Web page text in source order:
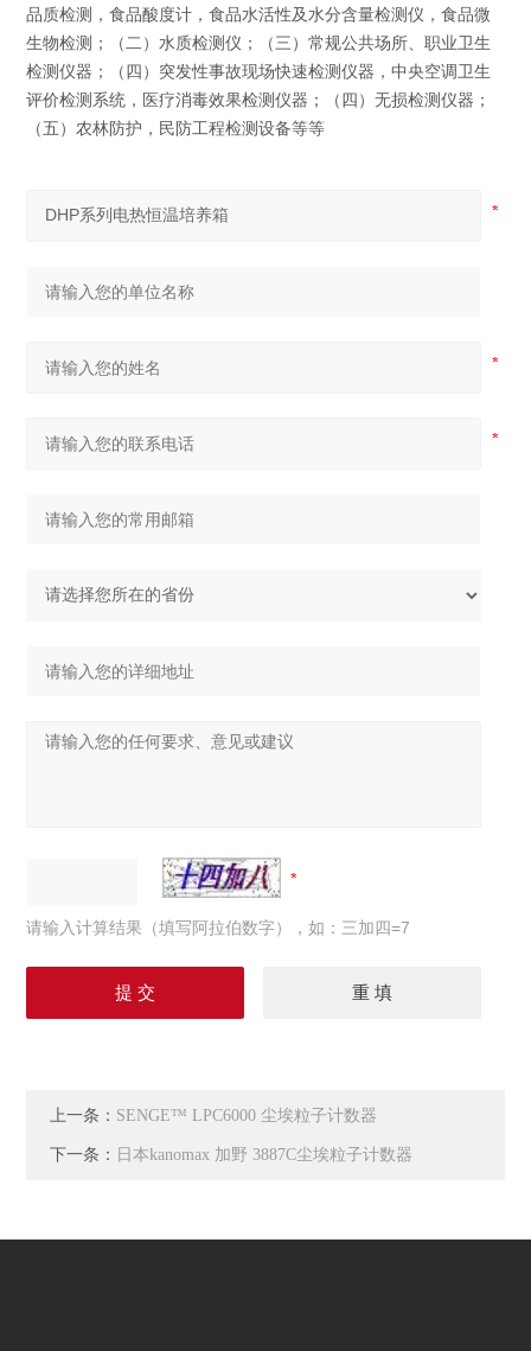
品质检测，食品酸度计，食品水活性及水分含量检测仪，食品微
生物检测；（二）水质检测仪；（三）常规公共场所、职业卫生
检测仪器；（四）突发性事故现场快速检测仪器，中央空调卫生
评价检测系统，医疗消毒效果检测仪器；（四）无损检测仪器；
（五）农林防护，民防工程检测设备等等
请输入计算结果（填写阿拉伯数字），如：三加四=7
上一条： SENGE™ LPC6000 尘埃粒子计数器
下一条： 日本kanomax 加野 3887C尘埃粒子计数器